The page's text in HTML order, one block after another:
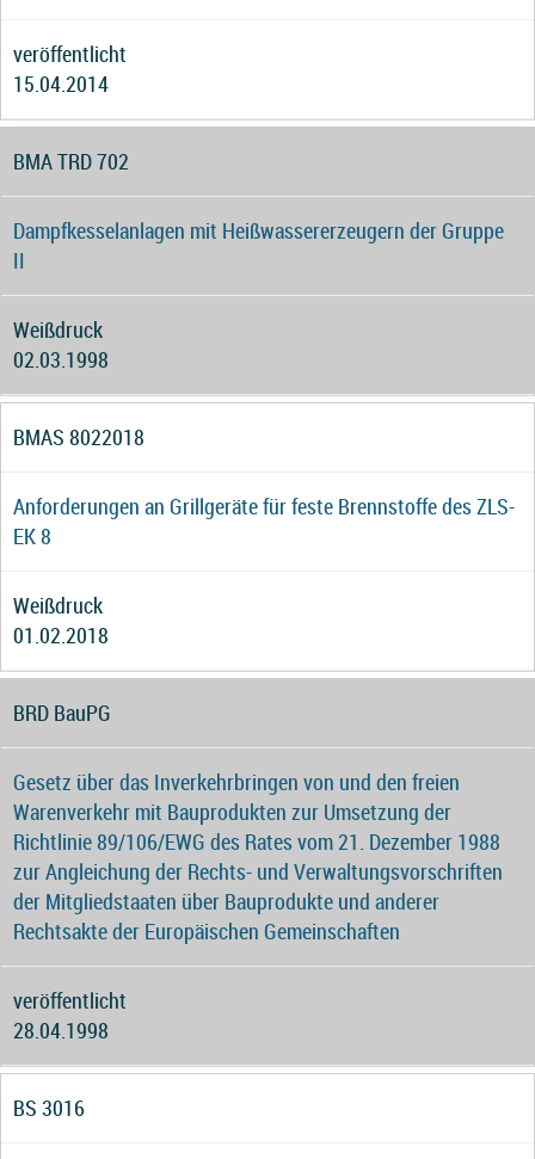
veröffentlicht
15.04.2014
BMA TRD 702
Dampfkesselanlagen mit Heißwassererzeugern der Gruppe
II
Weißdruck
02.03.1998
BMAS 8022018
Anforderungen an Grillgeräte für feste Brennstoffe des ZLS-
EK 8
Weißdruck
01.02.2018
BRD BauPG
Gesetz über das Inverkehrbringen von und den freien
Warenverkehr mit Bauprodukten zur Umsetzung der
Richtlinie 89/106/EWG des Rates vom 21. Dezember 1988
zur Angleichung der Rechts- und Verwaltungsvorschriften
der Mitgliedstaaten über Bauprodukte und anderer
Rechtsakte der Europäischen Gemeinschaften
veröffentlicht
28.04.1998
BS 3016